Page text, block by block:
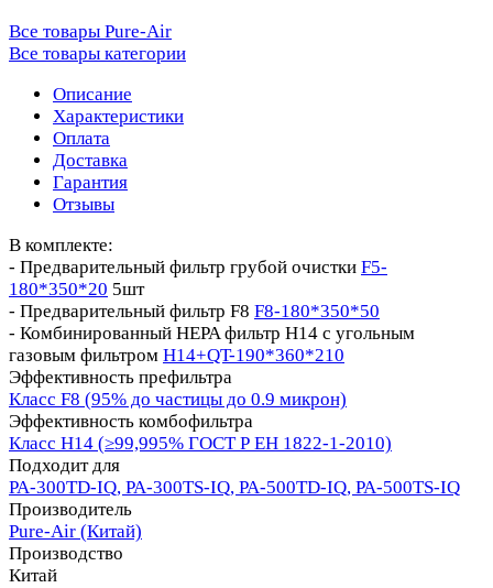
Все товары Pure-Air
Все товары категории
Описание
Характеристики
Оплата
Доставка
Гарантия
Отзывы
В комплекте:
- Предварительный фильтр грубой очистки F5-
180*350*20 5шт
- Предварительный фильтр F8 F8-180*350*50
- Комбинированный HEPA фильтр H14 с угольным
газовым фильтром H14+QT-190*360*210
Эффективность префильтра
Класс F8 (95% до частицы до 0.9 микрон)
Эффективность комбофильтра
Класс Н14 (≥99,995% ГОСТ Р ЕН 1822-1-2010)
Подходит для
PA-300TD-IQ, PA-300TS-IQ, PA-500TD-IQ, PA-500TS-IQ
Производитель
Pure-Air (Китай)
Производство
Китай